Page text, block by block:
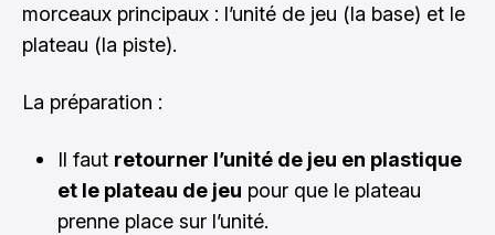
morceaux principaux : l’unité de jeu (la base) et le
plateau (la piste).
La préparation :
Il faut retourner l’unité de jeu en plastique
et le plateau de jeu pour que le plateau
prenne place sur l’unité.